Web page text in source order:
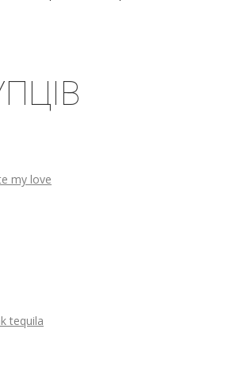
my love
tequila